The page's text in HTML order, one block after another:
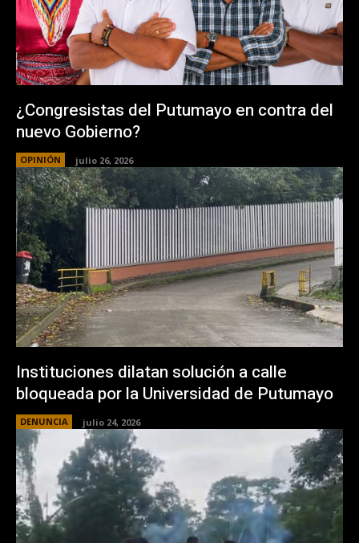
¿Congresistas del Putumayo en contra del
nuevo Gobierno?
OPINIÓN julio 26, 2026
Instituciones dilatan solución a calle
bloqueada por la Universidad de Putumayo
DENUNCIA julio 24, 2026